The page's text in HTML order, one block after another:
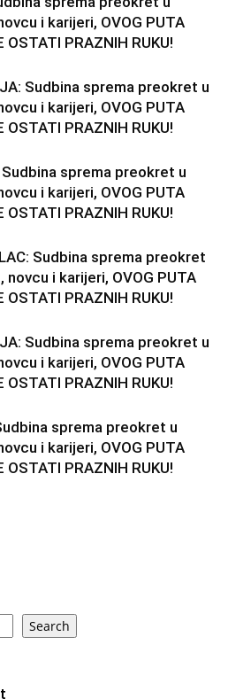
i karijeri, OVOG PUTA
OSTATI PRAZNIH RUKU!
Sudbina sprema preokret u
i karijeri, OVOG PUTA
OSTATI PRAZNIH RUKU!
Sudbina sprema preokret u
i karijeri, OVOG PUTA
OSTATI PRAZNIH RUKU!
Sudbina sprema preokret
novcu i karijeri, OVOG PUTA
OSTATI PRAZNIH RUKU!
Sudbina sprema preokret u
i karijeri, OVOG PUTA
OSTATI PRAZNIH RUKU!
sprema preokret u
i karijeri, OVOG PUTA
OSTATI PRAZNIH RUKU!
Search